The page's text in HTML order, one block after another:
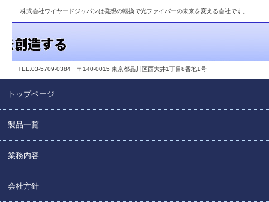
株式会社ワイヤードジャパンは発想の転換で光ファイバーの未来を変える会社です。
TEL.03-5709-0384 〒140-0015 東京都品川区西大井1丁目8番地1号
トップページ
製品一覧
業務内容
会社方針